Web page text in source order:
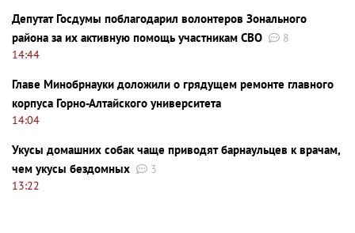
Депутат Госдумы поблагодарил волонтеров Зонального
района за их активную помощь участникам СВО
8
14:44
Главе Минобрнауки доложили о грядущем ремонте главного
корпуса Горно-Алтайского университета
14:04
Укусы домашних собак чаще приводят барнаульцев к врачам,
чем укусы бездомных
3
13:22